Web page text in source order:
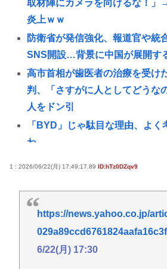
取材陣にカメラを向けるな！」
炎上ｗｗ
防衛省が発信強化、報道官や統
SNS開設…背景に中国が展開す
高市首相が歯医者の治療を受け
判、「さすがに人としてどうな
人をドン引
「BYD」じゃ駄目な理由、よく
わ。
ても普通に投稿見れます」
【悲報】中国さん、日本に対し
を放つ 「侵略戦争仕掛けたく
ジネスするな」
1 : 2026/06/22(月) 17:49:17.89 ID:hTz0DZqv9
https://news.yahoo.co.jp/
6/22(月) 17:30